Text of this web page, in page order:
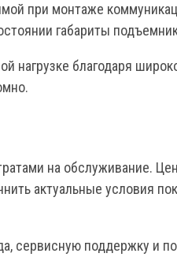
при монтаже
габариты
нагрузке благодаря
на обслуживание.
актуальные условия
сервисную поддержку и